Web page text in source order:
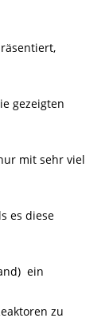
gezeigten
mit sehr viel
es diese
ein
zu